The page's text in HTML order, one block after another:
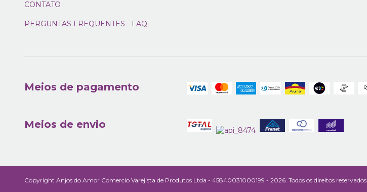
CONTATO
PERGUNTAS FREQUENTES - FAQ
Meios de pagamento
Meios de envio
Copyright Anjos do Amor Comercio Varejista de Produtos Ltda - 45840031000199 - 2026. Todos os direitos reservados.